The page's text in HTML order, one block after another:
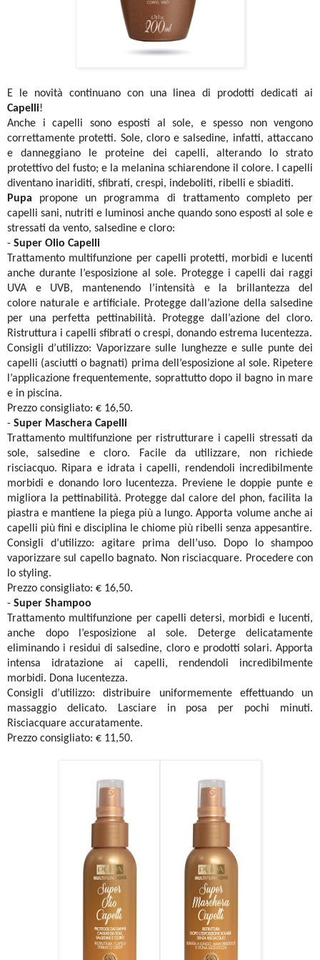
E le novità continuano con una linea di prodotti dedicati ai
Capelli!
Anche i capelli sono esposti al sole, e spesso non vengono
correttamente protetti. Sole, cloro e salsedine, infatti, attaccano
e danneggiano le proteine dei capelli, alterando lo strato
protettivo del fusto; e la melanina schiarendone il colore. I capelli
diventano inariditi, sfibrati, crespi, indeboliti, ribelli e sbiaditi.
Pupa propone un programma di trattamento completo per
capelli sani, nutriti e luminosi anche quando sono esposti al sole e
stressati da vento, salsedine e cloro:
- Super Olio Capelli
Trattamento multifunzione per capelli protetti, morbidi e lucenti
anche durante l’esposizione al sole. Protegge i capelli dai raggi
UVA e UVB, mantenendo l’intensità e la brillantezza del
colore naturale e artificiale. Protegge dall’azione della salsedine
per una perfetta pettinabilità. Protegge dall’azione del cloro.
Ristruttura i capelli sfibrati o crespi, donando estrema lucentezza.
Consigli d’utilizzo: Vaporizzare sulle lunghezze e sulle punte dei
capelli (asciutti o bagnati) prima dell’esposizione al sole. Ripetere
l’applicazione frequentemente, soprattutto dopo il bagno in mare
e in piscina.
Prezzo consigliato: € 16,50.
- Super Maschera Capelli
Trattamento multifunzione per ristrutturare i capelli stressati da
sole, salsedine e cloro. Facile da utilizzare, non richiede
risciacquo. Ripara e idrata i capelli, rendendoli incredibilmente
morbidi e donando loro lucentezza. Previene le doppie punte e
migliora la pettinabilità. Protegge dal calore del phon, facilita la
piastra e mantiene la piega più a lungo. Apporta volume anche ai
capelli più fini e disciplina le chiome più ribelli senza appesantire.
Consigli d’utilizzo: agitare prima dell’uso. Dopo lo shampoo
vaporizzare sul capello bagnato. Non risciacquare. Procedere con
lo styling.
Prezzo consigliato: € 16,50.
- Super Shampoo
Trattamento multifunzione per capelli detersi, morbidi e lucenti,
anche dopo l’esposizione al sole. Deterge delicatamente
eliminando i residui di salsedine, cloro e prodotti solari. Apporta
intensa idratazione ai capelli, rendendoli incredibilmente
morbidi. Dona lucentezza.
Consigli d’utilizzo: distribuire uniformemente effettuando un
massaggio delicato. Lasciare in posa per pochi minuti.
Risciacquare accuratamente.
Prezzo consigliato: € 11,50.